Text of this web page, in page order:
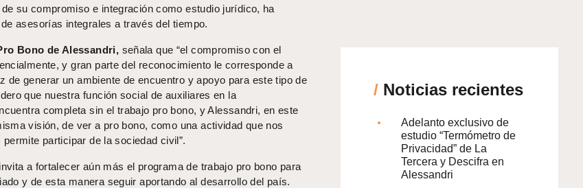
su compromiso e integración como estudio jurídico, ha
asesorías integrales a través del tiempo.
Bono de Alessandri, señala que “el compromiso con el
y gran parte del reconocimiento le corresponde a
de generar un ambiente de encuentro y apoyo para este tipo de
que nuestra función social de auxiliares en la
completa sin el trabajo pro bono, y Alessandri, en este
visión, de ver a pro bono, como una actividad que nos
participar de la sociedad civil”.
a fortalecer aún más el programa de trabajo pro bono para
y de esta manera seguir aportando al desarrollo del país.
/Noticias recientes
Adelanto exclusivo de
estudio “Termómetro de
Privacidad” de La
Tercera y Descifra en
Alessandri